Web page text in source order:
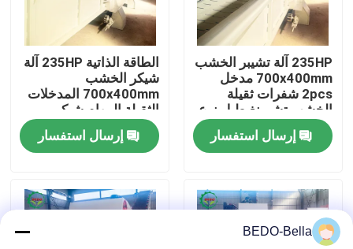
اتصل بنا
أخبار
آلة تقطيع الخشب
آلة كسارة الخشب
آلة خشبية
235HP آلة تشيبر الخشب
700x400mm مدخل
2pcs شفرات ثقيلة
الخشب تشيبينغ طبل نوع
الممزق الصناعي
إرسال استفسار
الطاقة الذاتية 235HP آلة
شيكر الخشب
700x400mm المدخلات
الثقيلة المهام شيكر
الطبول الصناعي
إرسال استفسار
BEDO-Bella